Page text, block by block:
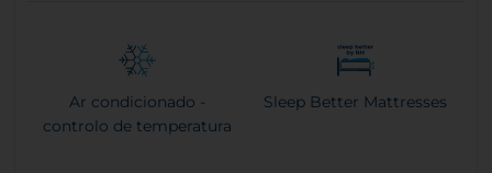
Ar condicionado -
controlo de temperatura
Sleep Better Mattresses